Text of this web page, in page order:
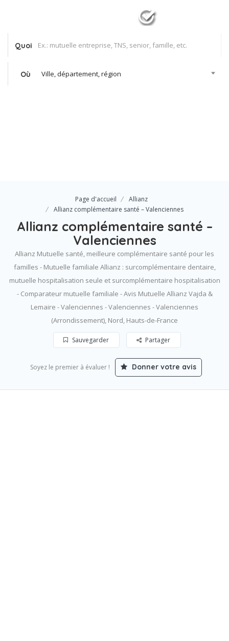
Quoi
Où Ville, département, région
Page d'accueil
Allianz
Allianz complémentaire santé – Valenciennes
Allianz complémentaire santé –
Valenciennes
Allianz Mutuelle santé, meilleure complémentaire santé pour les
familles - Mutuelle familiale Allianz : surcomplémentaire dentaire,
mutuelle hospitalisation seule et surcomplémentaire hospitalisation
- Comparateur mutuelle familiale - Avis Mutuelle Allianz Vajda &
Lemaire - Valenciennes - Valenciennes - Valenciennes
(Arrondissement), Nord, Hauts-de-France
Sauvegarder Partager
Soyez le premier à évaluer ! Donner votre avis